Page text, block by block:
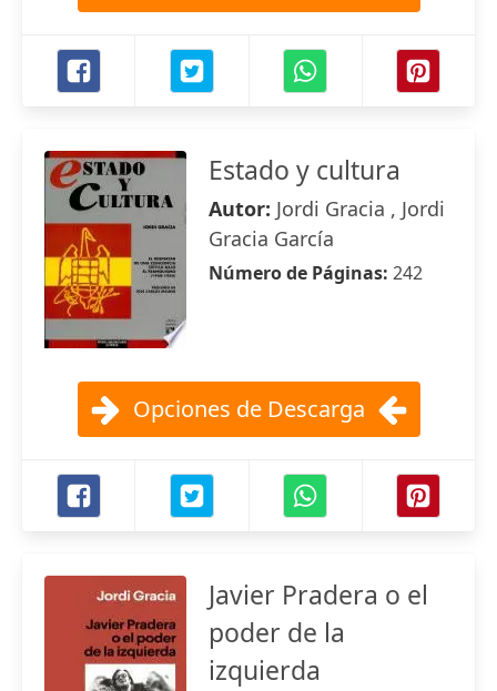
Estado y cultura
Autor: Jordi Gracia , Jordi
Gracia García
Número de Páginas: 242
Opciones de Descarga
Javier Pradera o el
poder de la
izquierda